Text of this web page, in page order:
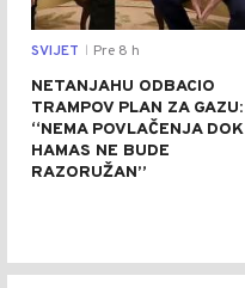
SVIJET Pre 8 h
NETANJAHU ODBACIO
TRAMPOV PLAN ZA GAZU:
“NEMA POVLAČENJA DOK
HAMAS NE BUDE
RAZORUŽAN”